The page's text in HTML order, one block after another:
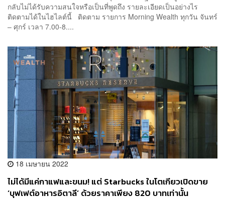
กลับไม่ได้รับความสนใจหรือเป็นที่พูดถึง รายละเอียดเป็นอย่างไร
ติดตามได้ในไฮไลต์นี้ ติดตาม รายการ Morning Wealth ทุกวัน จันทร์
– ศุกร์ เวลา 7.00-8....
18 เมษายน 2022
ไม่ได้มีแค่กาแฟและขนม! แต่ Starbucks ในโตเกียวเปิดขาย
‘บุฟเฟต์อาหารอิตาลี’ ด้วยราคาเพียง 820 บาทเท่านั้น